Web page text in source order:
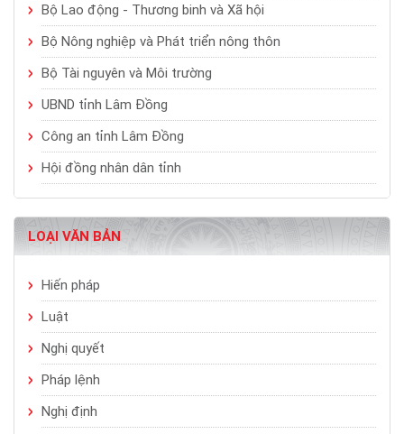
Bộ Lao động - Thương binh và Xã hội
Bộ Nông nghiệp và Phát triển nông thôn
Bộ Tài nguyên và Môi trường
UBND tỉnh Lâm Đồng
Công an tỉnh Lâm Đồng
Hội đồng nhân dân tỉnh
LOẠI VĂN BẢN
Hiến pháp
Luật
Nghị quyết
Pháp lệnh
Nghị định